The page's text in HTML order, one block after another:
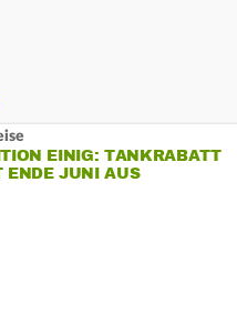
EINIG: TANKRABATT
ENDE JUNI AUS